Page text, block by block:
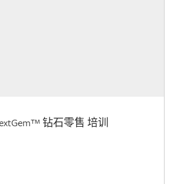
钻石零售 培训